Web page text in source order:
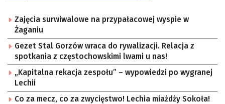
Zajęcia surwiwalowe na przypałacowej wyspie w
Żaganiu
Gezet Stal Gorzów wraca do rywalizacji. Relacja z
spotkania z częstochowskimi lwami u nas!
„Kapitalna rekacja zespołu” – wypowiedzi po wygranej
Lechii
Co za mecz, co za zwycięstwo! Lechia miażdży Sokoła!